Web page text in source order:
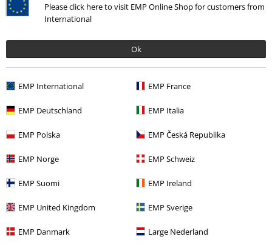
Please click here to visit EMP Online Shop for customers from
International
Ok
EMP International EMP France
EMP Deutschland EMP Italia
EMP Polska EMP Česká Republika
EMP Norge EMP Schweiz
EMP Suomi EMP Ireland
EMP United Kingdom EMP Sverige
EMP Danmark Large Nederland
Calidad
Anchura
Demasiado estrecho
Perfecto
Demasiado ancho
Demasiado corto
¿Te ha sido útil esta opinión?